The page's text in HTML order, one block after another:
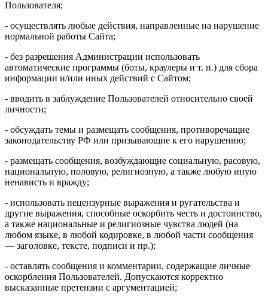
Пользователя;
- осуществлять любые действия, направленные на нарушение
нормальной работы Сайта;
- без разрешения Администрации использовать
автоматические программы (боты, краулеры и т. п.) для сбора
информации и/или иных действий с Сайтом;
- вводить в заблуждение Пользователей относительно своей
личности;
- обсуждать темы и размещать сообщения, противоречащие
законодательству РФ или призывающие к его нарушению;
- размещать сообщения, возбуждающие социальную, расовую,
национальную, половую, религиозную, а также любую иную
ненависть и вражду;
- использовать нецензурные выражения и ругательства и
другие выражения, способные оскорбить честь и достоинство,
а также национальные и религиозные чувства людей (на
любом языке, в любой кодировке, в любой части сообщения
— заголовке, тексте, подписи и пр.);
- оставлять сообщения и комментарии, содержащие личные
оскорбления Пользователей. Допускаются корректно
высказанные претензии с аргументацией;